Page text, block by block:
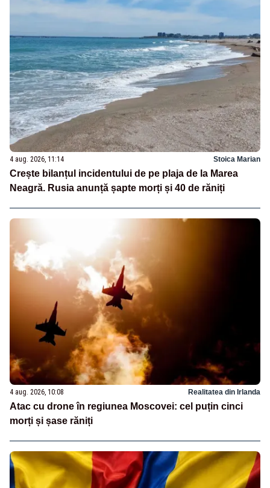
4 aug. 2026, 11:14 Stoica Marian
Crește bilanțul incidentului de pe plaja de la Marea
Neagră. Rusia anunță șapte morți și 40 de răniți
4 aug. 2026, 10:08 Realitatea din Irlanda
Atac cu drone în regiunea Moscovei: cel puțin cinci
morți și șase răniți